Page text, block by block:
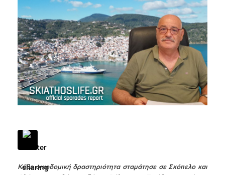
Κάθε οικοδομική δραστηριότητα σταμάτησε σε Σκόπελο και